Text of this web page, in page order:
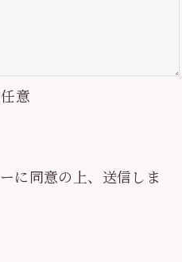
意
に同意の上、送信しま